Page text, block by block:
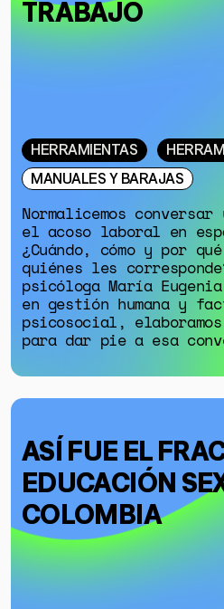
TRABAJO
HERRAMIENTAS
MANUALES Y BARAJAS
Normalicemos
el acoso laboral en
¿Cuándo, cómo y por
quiénes les
psicóloga María
en gestión humana y
psicosocial,
para dar pie a esa
ASÍ FUE EL
EDUCACIÓN
COLOMBIA